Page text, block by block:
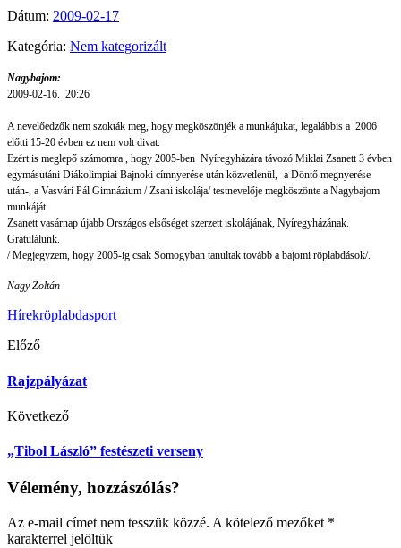
Dátum: 2009-02-17
Kategória: Nem kategorizált
Nagybajom:
2009-02-16. 20:26
A nevelőedzők nem szokták meg, hogy megköszönjék a munkájukat, legalábbis a 2006
előtti 15-20 évben ez nem volt divat.
Ezért is meglepő számomra , hogy 2005-ben Nyíregyházára távozó Miklai Zsanett 3 évben
egymásutáni Diákolimpiai Bajnoki címnyerése után közvetlenül,- a Döntő megnyerése
után-, a Vasvári Pál Gimnázium / Zsani iskolája/ testnevelője megköszönte a Nagybajom
munkáját.
Zsanett vasárnap újabb Országos elsőséget szerzett iskolájának, Nyíregyházának.
Gratulálunk.
/ Megjegyzem, hogy 2005-ig csak Somogyban tanultak tovább a bajomi röplabdások/.
Nagy Zoltán
Hírekröplabdasport
Előző
Rajzpályázat
Következő
„Tibol László” festészeti verseny
Vélemény, hozzászólás?
Az e-mail címet nem tesszük közzé. A kötelező mezőket *
karakterrel jelöltük